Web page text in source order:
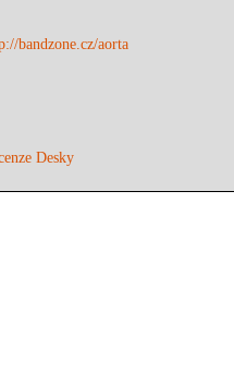
bandzone.cz/aorta
Desky